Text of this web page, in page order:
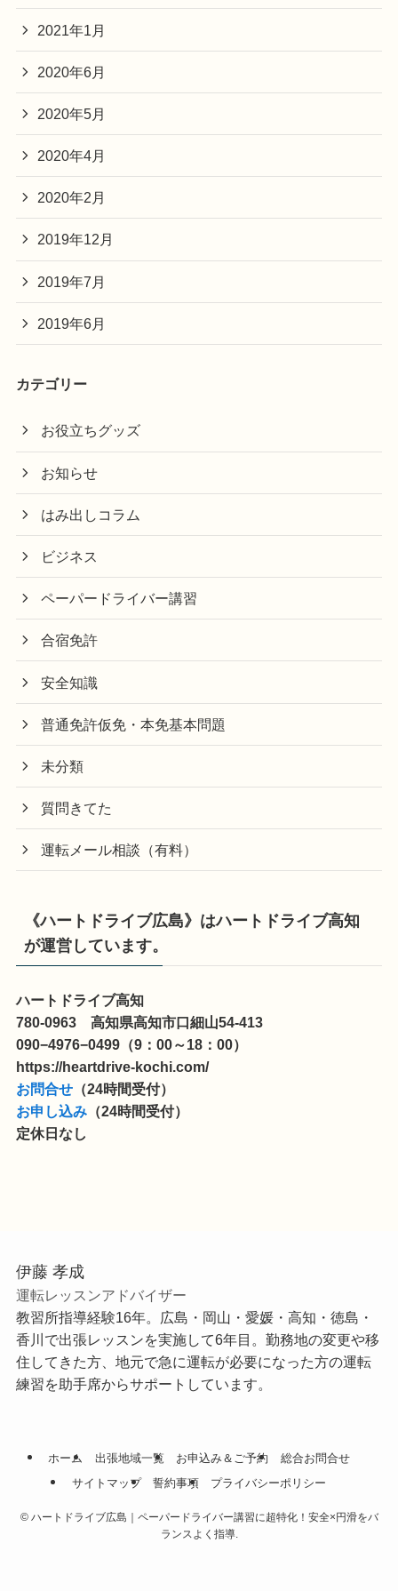
2021年1月
2020年6月
2020年5月
2020年4月
2020年2月
2019年12月
2019年7月
2019年6月
カテゴリー
お役立ちグッズ
お知らせ
はみ出しコラム
ビジネス
ペーパードライバー講習
合宿免許
安全知識
普通免許仮免・本免基本問題
未分類
質問きてた
運転メール相談（有料）
《ハートドライブ広島》はハートドライブ高知
が運営しています。
ハートドライブ高知
780-0963 高知県高知市口細山54-413
090−4976−0499（9：00～18：00）
https://heartdrive-kochi.com/
お問合せ（24時間受付）
お申し込み（24時間受付）
定休日なし
伊藤 孝成
運転レッスンアドバイザー
教習所指導経験16年。広島・岡山・愛媛・高知・徳島・
香川で出張レッスンを実施して6年目。勤務地の変更や移
住してきた方、地元で急に運転が必要になった方の運転
練習を助手席からサポートしています。
ホーム 出張地域一覧 お申込み＆ご予約
総合お問合せ
サイトマップ
誓約事項 プライバシーポリシー
©ハートドライブ広島｜ペーパードライバー講習に超特化！安全×円滑をバ
ランスよく指導.